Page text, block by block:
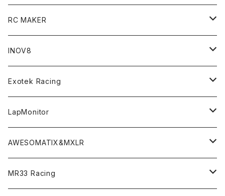
T4 FWD Conversion Kit
BD9 MID Conversion Kit
Option Parts For TRF420,420X
Option Parts For TA08/TA08R
TA08
TA08R
Option Parts For XRAY T4
Option Parts For YOKOMO BD9
Merchandise
Accessories
CREST ESC
CREST X EVO
CRESR RS120
CREST Stocki Motor
CREST Modi Motor
Special Set（ZEROTRIBEオリジナル）
On-Road Clear Body＜オンロード用ボディ＞
GT8 （1/8 W/B325mm,W/B360mm）
LMH （1/10 190mm）
Liquid Mask＜リキッドマスク＞
Accessories＜バッグ/その他製品＞
Stencils＜エアブラシ用ステンシル＞
RC MAKER
SP2＜組立キット／スペアー＆オプションパーツ＞
SP1＜組立キット／スペアー＆オプションパーツ＞
SP1-F＜組立キット／スペアー＆オプションパーツ＞
Awesomatix
A800MMX
XRAY
INOV8
Bodyshell Accessories
Setup Tools
Pit Accessories
Radio Accessories
Exotek Racing
Bodies
F1ULTRA
RUBBER TIRES＆WHEEL
LapMonitor
Decoder
Transponder
AWESOMATIX&MXLR
A800R（KIT＆Spare & Optional）
MR33 Racing